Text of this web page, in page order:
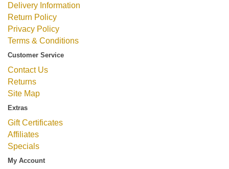
Delivery Information
Return Policy
Privacy Policy
Terms & Conditions
Customer Service
Contact Us
Returns
Site Map
Extras
Gift Certificates
Affiliates
Specials
My Account